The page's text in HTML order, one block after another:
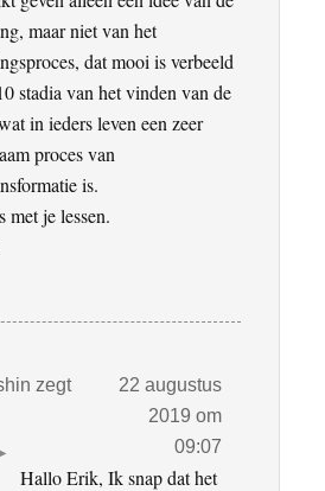
maar niet van het
dat mooi is verbeeld
stadia van het vinden van de
in ieders leven een zeer
proces van
is.
met je lessen.
zegt
22 augustus
2019 om
09:07
Hallo Erik, Ik snap dat het